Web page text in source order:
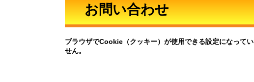
お問い合わせ
ブラウザでCookie（クッキー）が使用できる設定になって
せん。